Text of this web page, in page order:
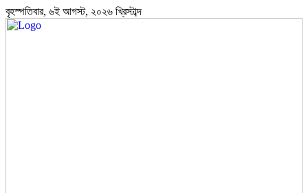
বৃহস্পতিবার, ৬ই আগস্ট, ২০২৬ খ্রিস্টাব্দ